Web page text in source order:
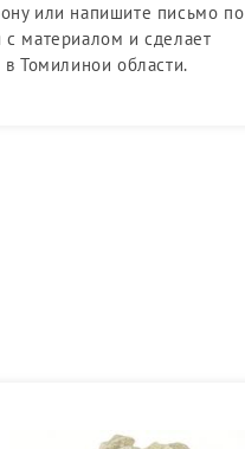
или напишите письмо по
материалом и сделает
Томилинои области.